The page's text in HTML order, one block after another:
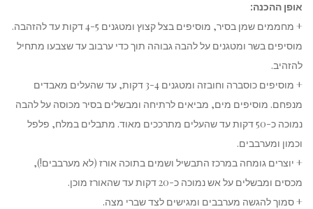
אופן ההכנה:
+ מחממים שמן בסיר, מוסיפים בצל קצוץ ומטגנים 4-5 דקות עד להזהבה.
מוסיפים בשר ומטגנים על להבה גבוהה תוך כדי ערבוב עד שצבעו מתחיל
להזהיב.
+ מוסיפים כוסברה וחובזה ומטגנים 3-4 דקות, עד שהעלים מאבדים
מנפחם. מוסיפים מים, מביאים לרתיחה ומבשלים בסיר מכוסה על להבה
נמוכה כ-50 דקות עד שהעלים מתרככים מאוד. מתבלים במלח, פלפל
וכמון ומערבבים.
+ יוצרים גומחה במרכז התבשיל ושמים בתוכה אורז (לא מערבבים!),
מכסים ומבשלים על אש נמוכה כ-20 דקות עד שהאורז מוכן.
+ סמוך להגשה מערבבים ומגישים לצד שברי מצה.